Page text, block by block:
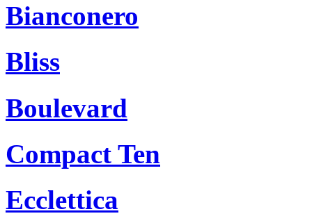
Bianconero
Bliss
Boulevard
Compact Ten
Ecclettica